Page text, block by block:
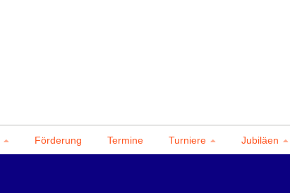
Förderung Termine Turniere Jubiläen